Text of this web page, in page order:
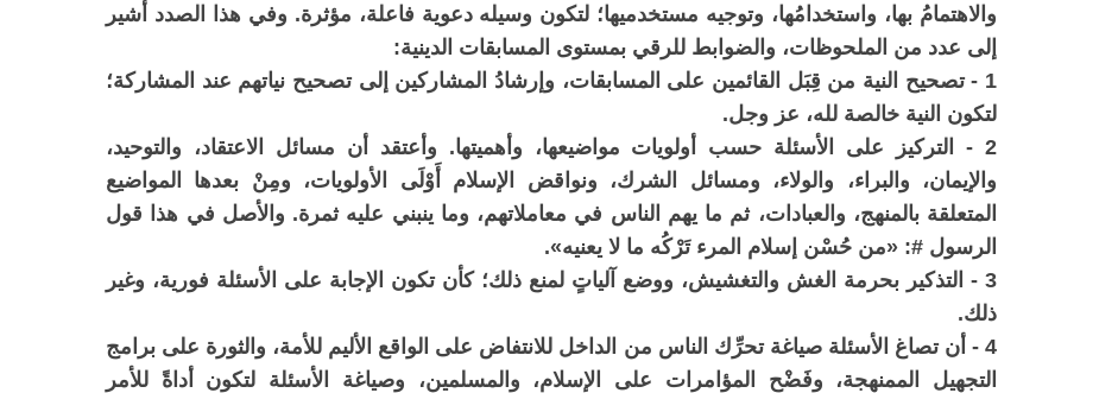
والاهتمامُ بها، واستخدامُها، وتوجيه مستخدميها؛ لتكون وسيله دعوية فاعلة، مؤثرة. وفي هذا الصدد أشير
إلى عدد من الملحوظات، والضوابط للرقي بمستوى المسابقات الدينية:
1 - تصحيح النية من قِبَل القائمين على المسابقات، وإرشادُ المشاركين إلى تصحيح نياتهم عند المشاركة؛
لتكون النية خالصة لله، عز وجل.
2 - التركيز على الأسئلة حسب أولويات مواضيعها، وأهميتها. وأعتقد أن مسائل الاعتقاد، والتوحيد،
والإيمان، والبراء، والولاء، ومسائل الشرك، ونواقض الإسلام أَوْلَى الأولويات، ومِنْ بعدها المواضيع
المتعلقة بالمنهج، والعبادات، ثم ما يهم الناس في معاملاتهم، وما ينبني عليه ثمرة. والأصل في هذا قول
الرسول #: «من حُسْن إسلام المرء تَرْكُه ما لا يعنيه».
3 - التذكير بحرمة الغش والتغشيش، ووضع آلياتٍ لمنع ذلك؛ كأن تكون الإجابة على الأسئلة فورية، وغير
ذلك.
4 - أن تصاغ الأسئلة صياغة تحرِّك الناس من الداخل للانتفاض على الواقع الأليم للأمة، والثورة على برامج
التجهيل الممنهجة، وفَضْح المؤامرات على الإسلام، والمسلمين، وصياغة الأسئلة لتكون أداةً للأمر